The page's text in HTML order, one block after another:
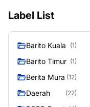
Label List
Barito Kuala (1)
Barito Timur (1)
Berita Mura (12)
Daerah (22)